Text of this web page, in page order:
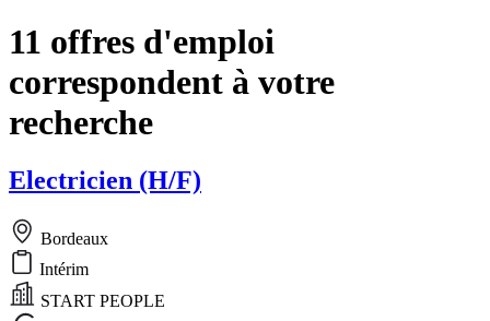
11 offres d'emploi
correspondent à votre
recherche
Electricien (H/F)
Bordeaux
Intérim
START PEOPLE